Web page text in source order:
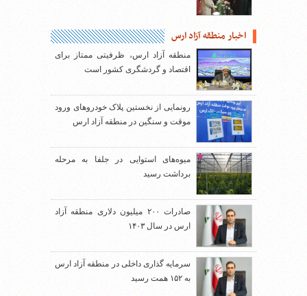
اخبار منطقه آزاد ارس
منطقه آزاد ارس، ظرفیتی ممتاز برای
اقتصاد و گردشگری کشور است
رونمایی از نخستین پلاک خودروهای ورود
موقت و سنگین در منطقه آزاد ارس
میوه‌های استوایی در جلفا به مرحله
برداشت رسید
صادرات ۲۰۰ میلیون دلاری منطقه آزاد
ارس در سال ۱۴۰۳
سرمایه گذاری داخلی در منطقه آزاد ارس
به ۱۵۲ همت رسید